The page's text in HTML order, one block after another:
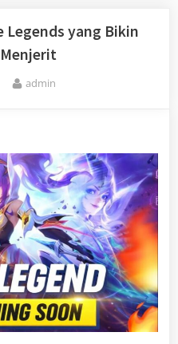
Legends yang Bikin
By
admin